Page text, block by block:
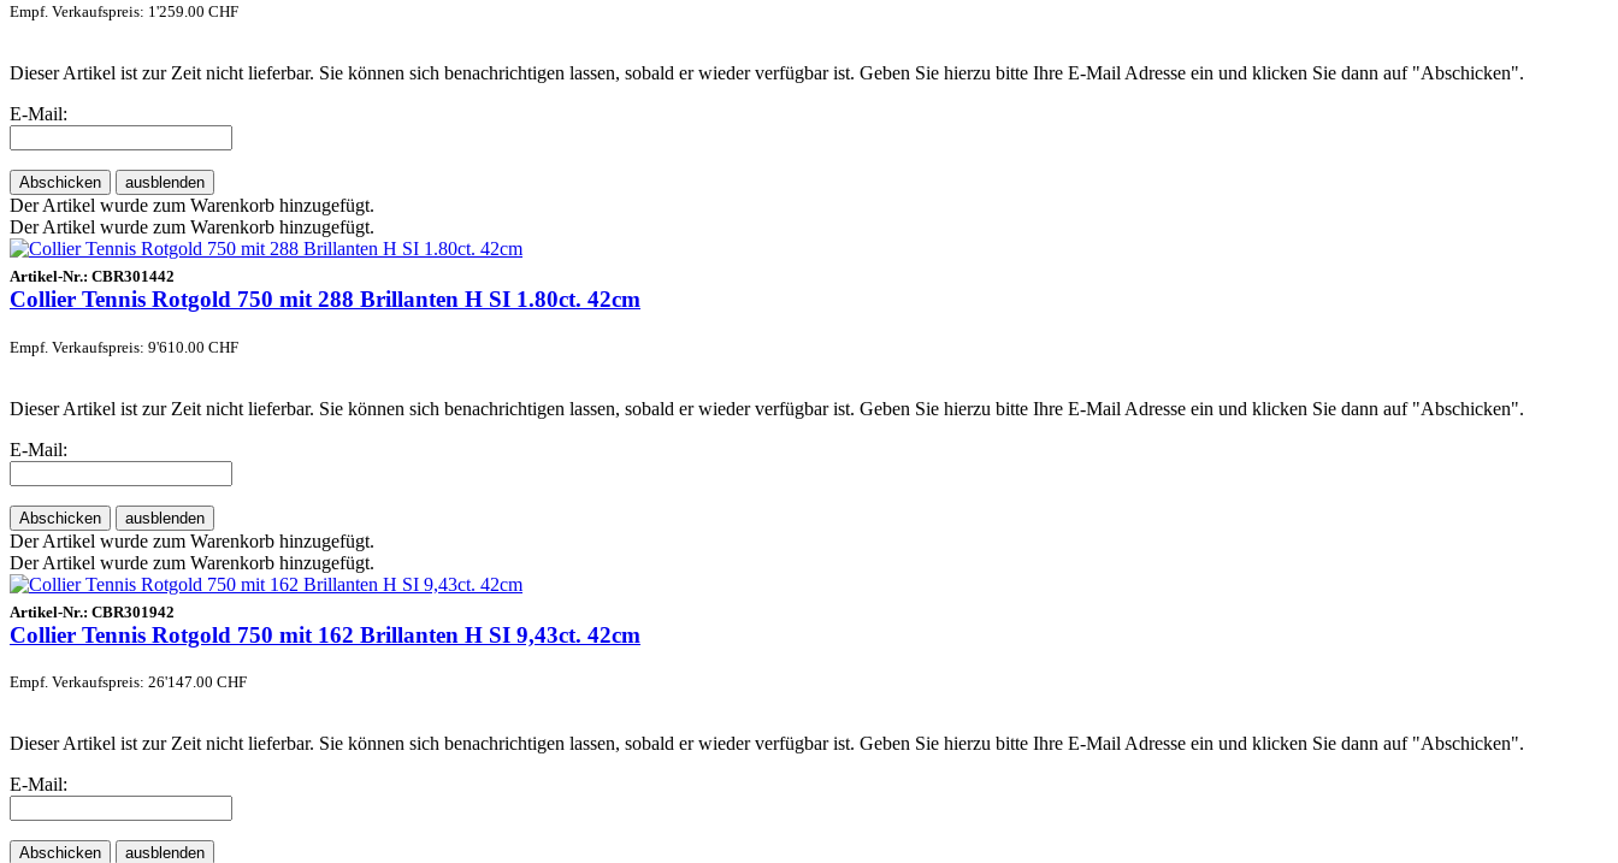
Empf. Verkaufspreis: 1'259.00 CHF
Dieser Artikel ist zur Zeit nicht lieferbar. Sie können sich benachrichtigen lassen, sobald er wieder verfügbar ist. Geben Sie hierzu bitte Ihre E-Mail Adresse ein und klicken Sie dann auf "Abschicken".
E-Mail:
Abschicken ausblenden
Der Artikel wurde zum Warenkorb hinzugefügt.
Der Artikel wurde zum Warenkorb hinzugefügt.
Artikel-Nr.: CBR301442
Collier Tennis Rotgold 750 mit 288 Brillanten H SI 1.80ct. 42cm
Empf. Verkaufspreis: 9'610.00 CHF
Dieser Artikel ist zur Zeit nicht lieferbar. Sie können sich benachrichtigen lassen, sobald er wieder verfügbar ist. Geben Sie hierzu bitte Ihre E-Mail Adresse ein und klicken Sie dann auf "Abschicken".
E-Mail:
Abschicken ausblenden
Der Artikel wurde zum Warenkorb hinzugefügt.
Der Artikel wurde zum Warenkorb hinzugefügt.
Artikel-Nr.: CBR301942
Collier Tennis Rotgold 750 mit 162 Brillanten H SI 9,43ct. 42cm
Empf. Verkaufspreis: 26'147.00 CHF
Dieser Artikel ist zur Zeit nicht lieferbar. Sie können sich benachrichtigen lassen, sobald er wieder verfügbar ist. Geben Sie hierzu bitte Ihre E-Mail Adresse ein und klicken Sie dann auf "Abschicken".
E-Mail:
Abschicken ausblenden